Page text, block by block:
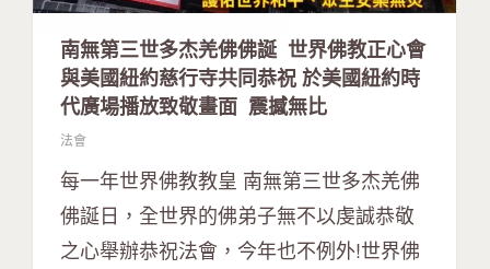
南無第三世多杰羌佛佛誕 世界佛教正心會
與美國紐約慈行寺共同恭祝 於美國紐約時
代廣場播放致敬畫面 震撼無比
法會
每一年世界佛教教皇 南無第三世多杰羌佛
佛誕日，全世界的佛弟子無不以虔誠恭敬
之心舉辦恭祝法會，今年也不例外!世界佛